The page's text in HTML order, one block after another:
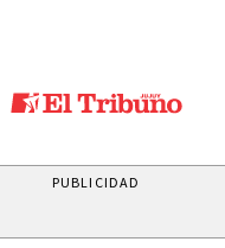
PUBLICIDAD